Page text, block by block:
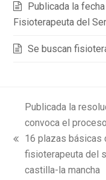
Publicada la
Fisioterapeuta del
Se buscan
previous
post:
Publicada la
convoca el
16 plazas básicas
fisioterapeuta del
castilla-la mancha